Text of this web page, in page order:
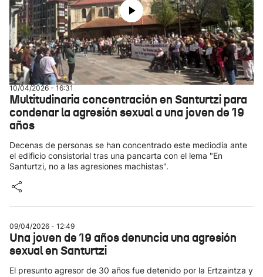
10/04/2026 - 16:31
Multitudinaria concentración en Santurtzi para
condenar la agresión sexual a una joven de 19
años
Decenas de personas se han concentrado este mediodía ante
el edificio consistorial tras una pancarta con el lema "En
Santurtzi, no a las agresiones machistas".
09/04/2026 - 12:49
Una joven de 19 años denuncia una agresión
sexual en Santurtzi
El presunto agresor de 30 años fue detenido por la Ertzaintza y